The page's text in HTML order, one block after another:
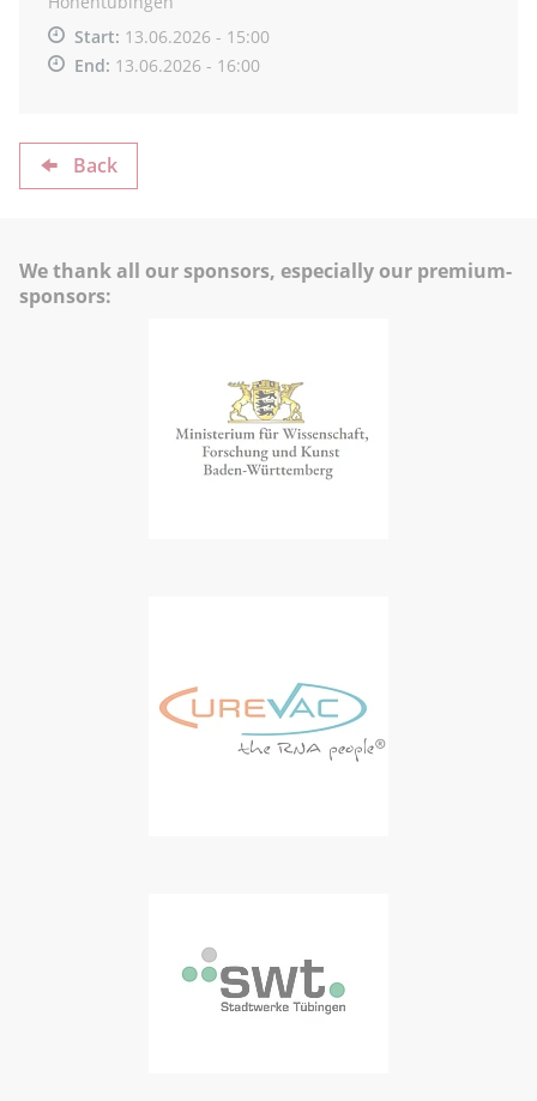
Start: 13.06.2026 - 15:00
End: 13.06.2026 - 16:00
Back
We thank all our sponsors, especially our premium-
sponsors: